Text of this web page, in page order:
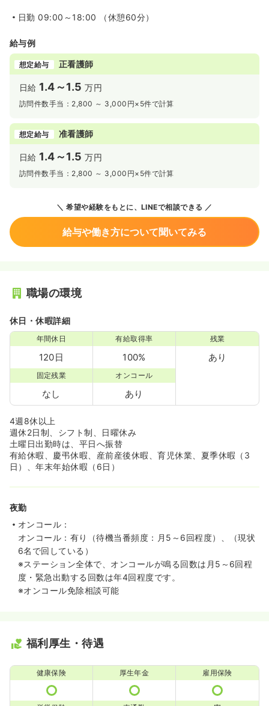
独自の教材が有り、精神科の基礎から座学で学びます。
利用者ごとに同行訪問をしていただき、初めての訪問先に
は必ず同行をしていただけます。
・2ヶ月目～：所長と本人ですり合わせ、タイミングを見
て独り立ち
個人差があるものだと考えていらっしゃるので、一人ひと
りに合わせた時期で独り立ちしていただきます。
日勤 09:00～18:00 （休憩60分）
給与例
想定給与 正看護師
日給 1.4～1.5 万円
訪問件数手当：2,800 ～ 3,000円×5件で計算
想定給与 准看護師
日給 1.4～1.5 万円
訪問件数手当：2,800 ～ 3,000円×5件で計算
希望や経験をもとに、LINEで相談できる
給与や働き方について聞いてみる
職場の環境
休日・休暇詳細
年間休日
120日
有給取得率
100%
残業
あり
固定残業
なし
オンコール
あり
4週8休以上
週休2日制、シフト制、日曜休み
土曜日出勤時は、平日へ振替
有給休暇、慶弔休暇、産前産後休暇、育児休業、夏季休暇（3
日）、年末年始休暇（6日）
夜勤
オンコール：
オンコール：有り（待機当番頻度：月5～6回程度）、（現状
6名で回している）
※ステーション全体で、オンコールが鳴る回数は月5～6回程
度・緊急出動する回数は年4回程度です。
※オンコール免除相談可能
福利厚生・待遇
健康保険 厚生年金 雇用保険